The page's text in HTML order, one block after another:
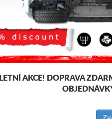
LETNÍ AKCE! DOPRAVA